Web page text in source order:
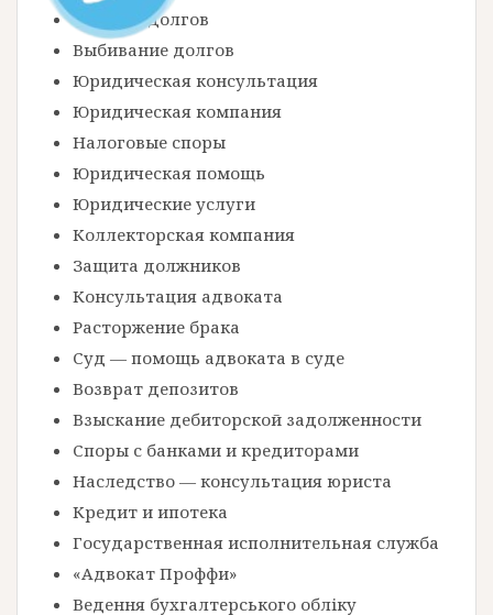
Возврат долгов
Выбивание долгов
Юридическая консультация
Юридическая компания
Налоговые споры
Юридическая помощь
Юридические услуги
Коллекторская компания
Защита должников
Консультация адвоката
Расторжение брака
Суд — помощь адвоката в суде
Возврат депозитов
Взыскание дебиторской задолженности
Споры с банками и кредиторами
Наследство — консультация юриста
Кредит и ипотека
Государственная исполнительная служба
«Адвокат Проффи»
Ведення бухгалтерського обліку